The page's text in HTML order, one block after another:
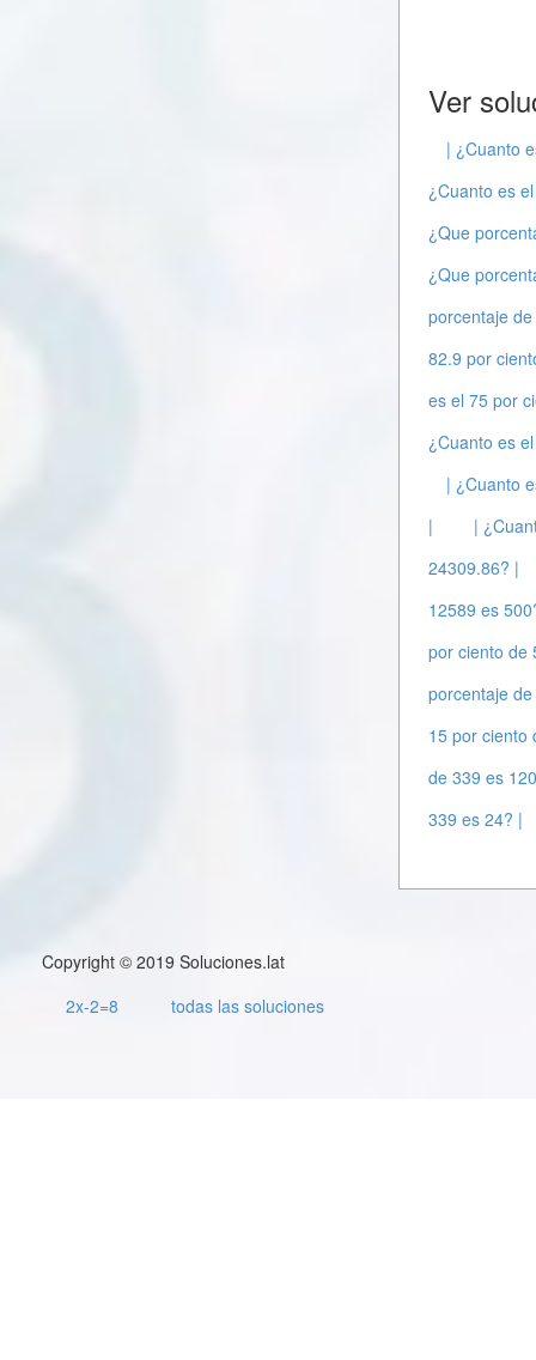
Ver
| ¿Cuanto
¿Cuanto es
¿Que
¿Que
porcentaje
82.9 por
es el 75 por
¿Cuanto es
| ¿Cuanto
|
|
24309.86? |
12589 es
por ciento de
porcentaje
15 por ciento
de 339 es
339 es 24? |
Copyright © 2019 Soluciones.lat
2x-2=8
todas las soluciones